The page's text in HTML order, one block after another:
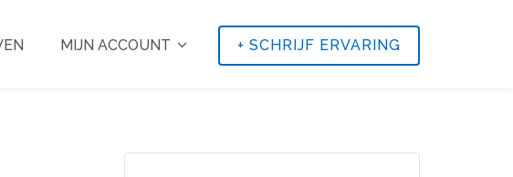
MIJN ACCOUNT + SCHRIJF ERVARING